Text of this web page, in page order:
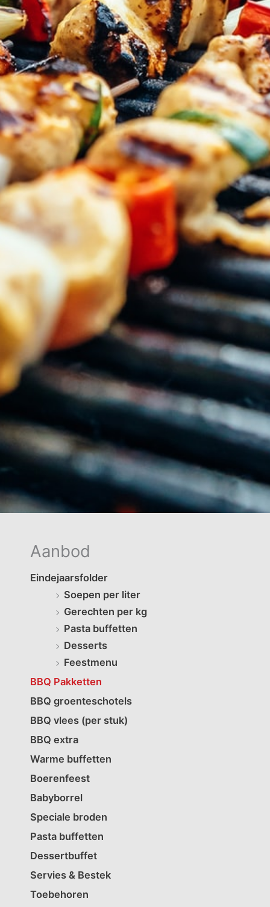
Aanbod
Eindejaarsfolder
Soepen per liter
Gerechten per kg
Pasta buffetten
Desserts
Feestmenu
BBQ Pakketten
BBQ groenteschotels
BBQ vlees (per stuk)
BBQ extra
Warme buffetten
Boerenfeest
Babyborrel
Speciale broden
Pasta buffetten
Dessertbuffet
Servies & Bestek
Toebehoren